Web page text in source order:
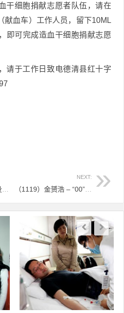
干细胞捐献志愿者队伍，请在
献血车）工作人员，留下10ML
即可完成造血干细胞捐献志愿
请于工作日致电德清县红十字
NEXT: